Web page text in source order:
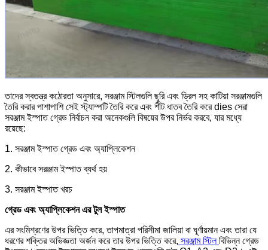
তাদের স্বতন্ত্র কঠোরতা অনুসারে, সরঞ্জাম স্টিলগুলি ছুরি এবং ড্রিল সহ কাটিয়া সরঞ্জামগুলি
তৈরি করার পাশাপাশি সেই স্ট্যাম্পটি তৈরি করে এবং শীট ধাতব তৈরি করে dies সেরা
সরঞ্জাম ইস্পাত গ্রেড নির্বাচন করা অনেকগুলি বিষয়ের উপর নির্ভর করবে, যার মধ্যে
রয়েছে:
1. সরঞ্জাম ইস্পাত গ্রেড এবং অ্যাপ্লিকেশন
2. কীভাবে সরঞ্জাম ইস্পাত ব্যর্থ হয়
3. সরঞ্জাম ইস্পাত খরচ
গ্রেড এবং অ্যাপ্লিকেশনএরটুল ইস্পাত
এর সংমিশ্রণের উপর ভিত্তি করে, তাপমাত্রা পরিসীমা জালিয়া বা ঘূর্ণায়মান এবং তারা যে
ধরণের শক্তির অভিজ্ঞতা অর্জন করে তার উপর ভিত্তি করে, সরঞ্জাম স্টিলবিভিন্ন গ্রেড